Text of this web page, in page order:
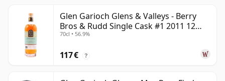
Glen Garioch Glens & Valleys - Berry
Bros & Rudd Single Cask #1 2011 12
años
70cl • 56.9%
117 € ?